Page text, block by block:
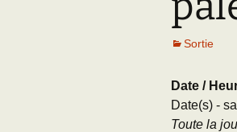
Sortie
Date /
Date(s) -
Toute la